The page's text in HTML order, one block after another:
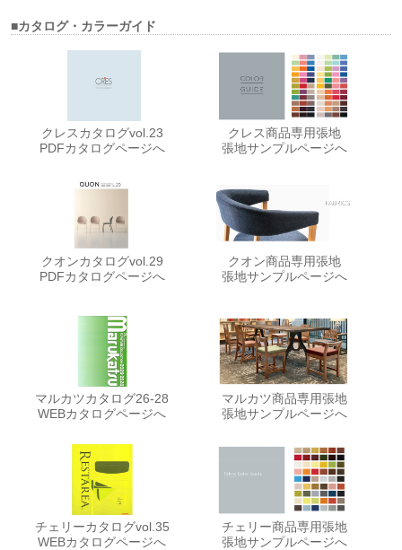
■カタログ・カラーガイド
クレスカタログvol.23
PDFカタログページへ
クレス商品専用張地
張地サンプルページへ
クオンカタログvol.29
PDFカタログページへ
クオン商品専用張地
張地サンプルページへ
マルカツカタログ26-28
WEBカタログページへ
マルカツ商品専用張地
張地サンプルページへ
チェリーカタログvol.35
WEBカタログページへ
チェリー商品専用張地
張地サンプルページへ